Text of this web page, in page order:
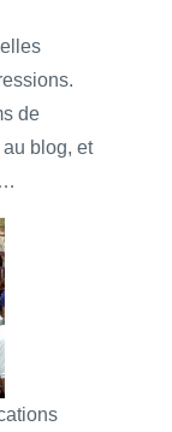
de
blog, et